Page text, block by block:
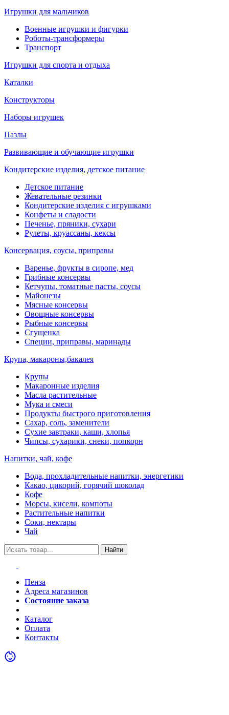
Игрушки для мальчиков
Военные игрушки и фигурки
Роботы-трансформеры
Транспорт
Игрушки для спорта и отдыха
Каталки
Конструкторы
Наборы игрушек
Пазлы
Развивающие и обучающие игрушки
Кондитерские изделия, детское питание
Детское питание
Жевательные резинки
Кондитерские изделия с игрушками
Конфеты и сладости
Печенье, пряники, сухари
Рулеты, круассаны, кексы
Консервация, соусы, приправы
Варенье, фрукты в сиропе, мед
Грибные консервы
Кетчупы, томатные пасты, соусы
Майонезы
Мясные консервы
Овощные консервы
Рыбные консервы
Сгущенка
Специи, приправы, маринады
Крупа, макароны,бакалея
Крупы
Макаронные изделия
Масла растительные
Мука и смеси
Продукты быстрого приготовления
Сахар, соль, заменители
Сухие завтраки, каши, хлопья
Чипсы, сухарики, снеки, попкорн
Напитки, чай, кофе
Вода, прохладительные напитки, энергетики
Какао, цикорий, горячий шоколад
Кофе
Морсы, кисели, компоты
Растительные напитки
Соки, нектары
Чай
Найти
Пенза
Адреса магазинов
Состояние заказа
Каталог
Оплата
Контакты